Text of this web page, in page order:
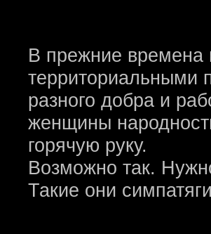
В прежние времена
территориальными
разного добра и
женщины
горячую руку.
Возможно так.
Такие они